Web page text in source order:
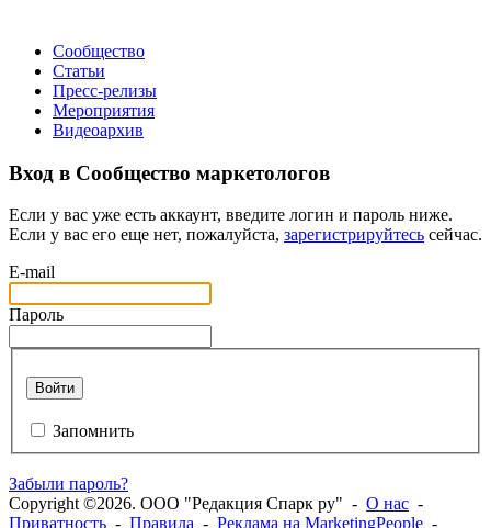
Сообщество
Статьи
Пресс-релизы
Мероприятия
Видеоархив
Вход в Сообщество маркетологов
Если у вас уже есть аккаунт, введите логин и пароль ниже.
Если у вас его еще нет, пожалуйста, зарегистрируйтесь сейчас.
E-mail
Пароль
Войти
Запомнить
Забыли пароль?
Copyright ©2026. ООО "Редакция Спарк ру" - О нас -
Приватность - Правила - Реклама на MarketingPeople -